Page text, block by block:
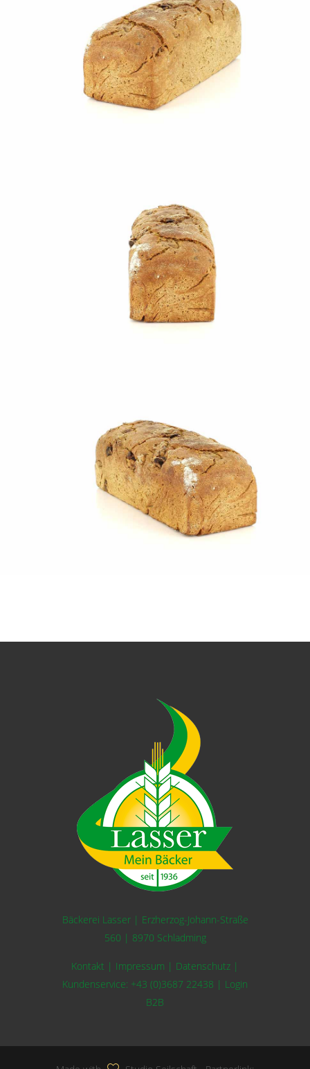
Bäckerei Lasser | Erzherzog-Johann-Straße
560 | 8970 Schladming
Kontakt | Impressum | Datenschutz |
Kundenservice: +43 (0)3687 22438 | Login
B2B